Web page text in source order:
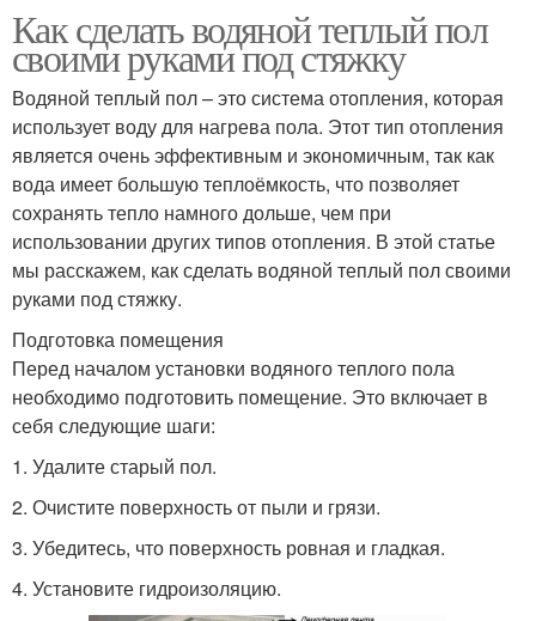
Как сделать водяной теплый пол
своими руками под стяжку
Водяной теплый пол – это система отопления, которая
использует воду для нагрева пола. Этот тип отопления
является очень эффективным и экономичным, так как
вода имеет большую теплоёмкость, что позволяет
сохранять тепло намного дольше, чем при
использовании других типов отопления. В этой статье
мы расскажем, как сделать водяной теплый пол своими
руками под стяжку.
Подготовка помещения
Перед началом установки водяного теплого пола
необходимо подготовить помещение. Это включает в
себя следующие шаги:
1. Удалите старый пол.
2. Очистите поверхность от пыли и грязи.
3. Убедитесь, что поверхность ровная и гладкая.
4. Установите гидроизоляцию.